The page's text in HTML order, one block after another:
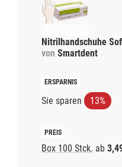
Nitrilhandschuhe
von Smartdent
Sie sparen 13%
Box 100 Stck. ab